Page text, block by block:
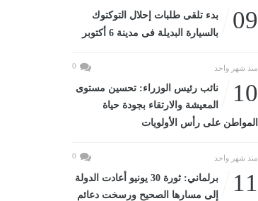
09
بدء تلقى طلبات إحلال التوكتوك
بالسيارة البديلة فى مدينة 6 أكتوبر
منذ شهر واحد 0
10
نائب رئيس الوزراء: تحسين مستوى
المعيشة والارتقاء بجودة حياة
المواطن على رأس الأولويات
منذ شهر واحد 0
11
برلماني: ثورة 30 يونيو أعادت الدولة
إلى مسارها الصحيح ورسخت دعائم